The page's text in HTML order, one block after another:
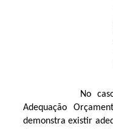
No
Adequação
demonstra existir